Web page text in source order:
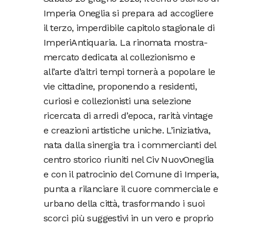
Imperia Oneglia si prepara ad accogliere
il terzo, imperdibile capitolo stagionale di
ImperiAntiquaria. La rinomata mostra-
mercato dedicata al collezionismo e
all’arte d’altri tempi tornerà a popolare le
vie cittadine, proponendo a residenti,
curiosi e collezionisti una selezione
ricercata di arredi d’epoca, rarità vintage
e creazioni artistiche uniche. L’iniziativa,
nata dalla sinergia tra i commercianti del
centro storico riuniti nel Civ NuovOneglia
e con il patrocinio del Comune di Imperia,
punta a rilanciare il cuore commerciale e
urbano della città, trasformando i suoi
scorci più suggestivi in un vero e proprio